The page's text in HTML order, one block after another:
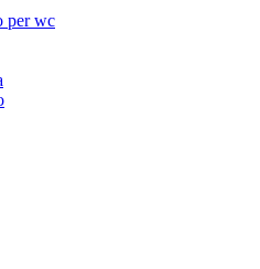
per wc